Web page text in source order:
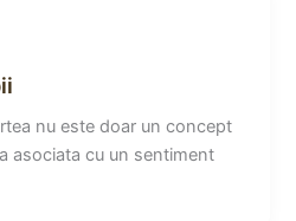
nu este doar un concept
asociata cu un sentiment